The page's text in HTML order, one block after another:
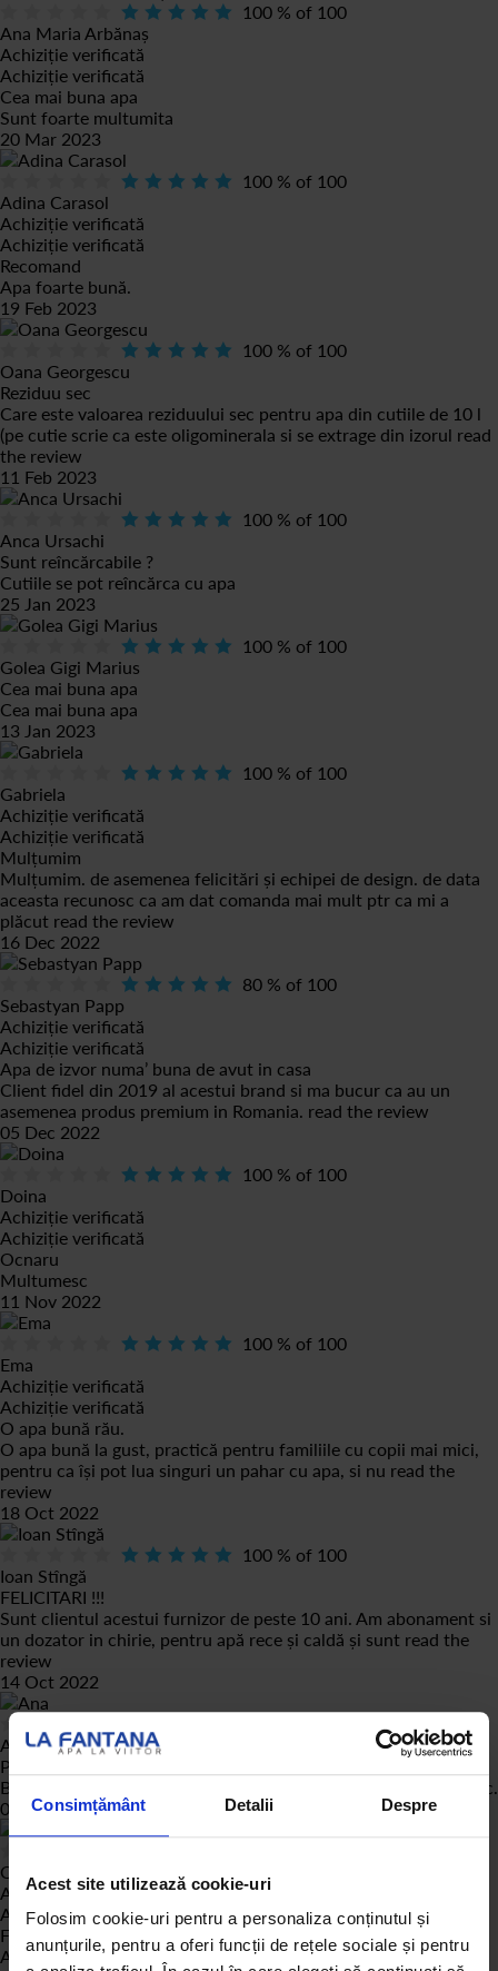
Consimțământ Detalii Despre
Acest site utilizează cookie-uri
Folosim cookie-uri pentru a personaliza conținutul și
anunțurile, pentru a oferi funcții de rețele sociale și pentru
100 % of 100
Ana Maria Arbănaș
Achiziție verificată
Achiziție verificată
Cea mai buna apa
Sunt foarte multumita
20 Mar 2023
100 % of 100
Adina Carasol
Achiziție verificată
Achiziție verificată
Recomand
Apa foarte bună.
19 Feb 2023
100 % of 100
Oana Georgescu
Reziduu sec
Care este valoarea reziduului sec pentru apa din cutiile de 10 l
(pe cutie scrie ca este oligominerala si se extrage din izorul read
the review
11 Feb 2023
100 % of 100
Anca Ursachi
Sunt reîncărcabile ?
Cutiile se pot reîncărca cu apa
25 Jan 2023
100 % of 100
Golea Gigi Marius
Cea mai buna apa
Cea mai buna apa
13 Jan 2023
100 % of 100
Gabriela
Achiziție verificată
Achiziție verificată
Mulțumim
Mulțumim. de asemenea felicitări și echipei de design. de data
aceasta recunosc ca am dat comanda mai mult ptr ca mi a
plăcut read the review
16 Dec 2022
80 % of 100
Sebastyan Papp
Achiziție verificată
Achiziție verificată
Apa de izvor numa’ buna de avut in casa
Client fidel din 2019 al acestui brand si ma bucur ca au un
asemenea produs premium in Romania. read the review
05 Dec 2022
100 % of 100
Doina
Achiziție verificată
Achiziție verificată
Ocnaru
Multumesc
11 Nov 2022
100 % of 100
Ema
Achiziție verificată
Achiziție verificată
O apa bună rău.
O apa bună la gust, practică pentru familiile cu copii mai mici,
pentru ca își pot lua singuri un pahar cu apa, si nu read the
review
18 Oct 2022
100 % of 100
Ioan Stîngă
FELICITARI !!!
Sunt clientul acestui furnizor de peste 10 ani. Am abonament si
un dozator in chirie, pentru apă rece și caldă și sunt read the
review
14 Oct 2022
Ana
PH apa
Buna ziua. Va rog mult sa îmi spuneți ce PH are apa. Mulțumesc.
03 Oct 2022
Crina Toader
Achiziție verificată
Achiziție verificată
Foarte mulțumiți
Apa este foarte buna, ofertele sunt atractive, iar livratorii sunt